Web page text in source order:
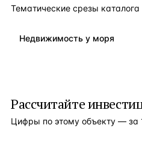
Тематические срезы каталога
Недвижимость у моря
Рассчитайте
Цифры по этому объекту — за